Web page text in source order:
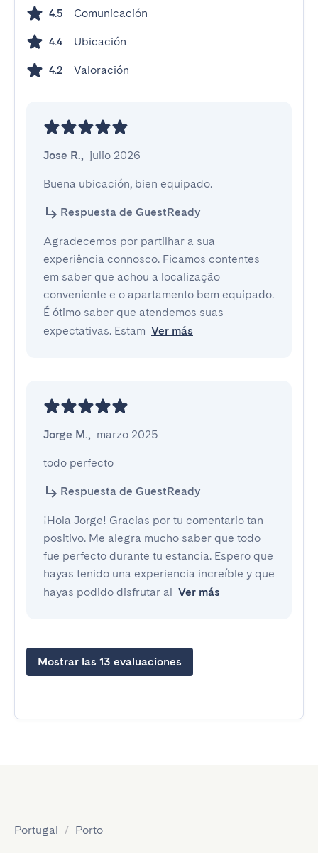
4.5 Comunicación
4.4 Ubicación
4.2 Valoración
Jose R., julio 2026
Buena ubicación, bien equipado.
Respuesta de GuestReady
Agradecemos por partilhar a sua
experiência connosco. Ficamos contentes
em saber que achou a localização
conveniente e o apartamento bem equipado.
É ótimo saber que atendemos suas
expectativas. Estam Ver más
Jorge M., marzo 2025
todo perfecto
Respuesta de GuestReady
¡Hola Jorge! Gracias por tu comentario tan
positivo. Me alegra mucho saber que todo
fue perfecto durante tu estancia. Espero que
hayas tenido una experiencia increíble y que
hayas podido disfrutar al Ver más
Mostrar las 13 evaluaciones
Portugal / Porto